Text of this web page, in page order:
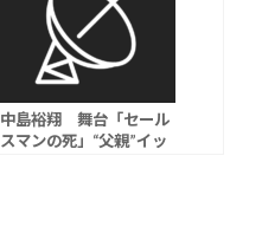
中島裕翔 舞台「セール
スマンの死」“父親”イッ